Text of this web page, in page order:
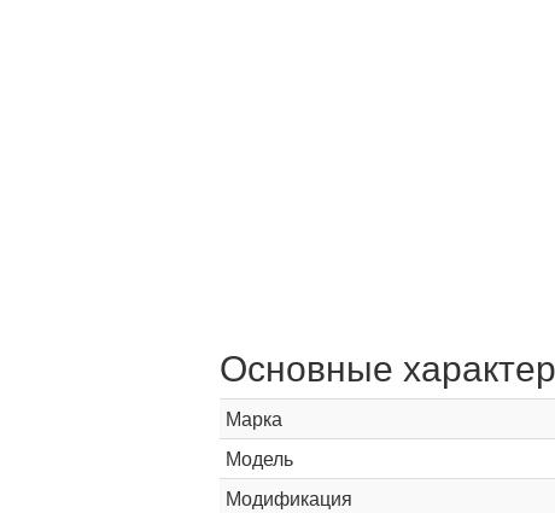
Основные
Марка
Модель
Модификация